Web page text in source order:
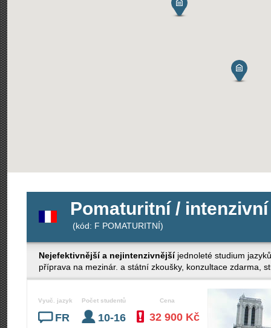
Pomaturitní /
(kód: F POMATURITNÍ)
Nejefektivnější a nejintenzivnějšíjednoleté studium
příprava na mezinár. a státní zkoušky, konzultace zdarma,
Vyuč. jazyk
FR
Počet studentů
10-16
Cena
32 900 Kč